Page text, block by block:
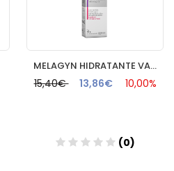
MELAGYN HIDRATANTE VAGINAL TUBO GEL + APLICADOR
15,40€ 13,86€ 10,00%
(0)